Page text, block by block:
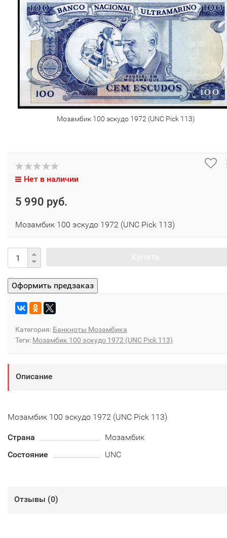
Мозамбик 100 эскудо 1972 (UNC Pick 113)
Нет в наличии
5 990 руб.
Мозамбик 100 эскудо 1972 (UNC Pick 113)
Категория: Банкноты Мозамбика
Теги: Мозамбик 100 эскудо 1972 (UNC Pick 113)
Описание
Мозамбик 100 эскудо 1972 (UNC Pick 113)
Страна
Мозамбик
Состояние
UNC
Отзывы (0)